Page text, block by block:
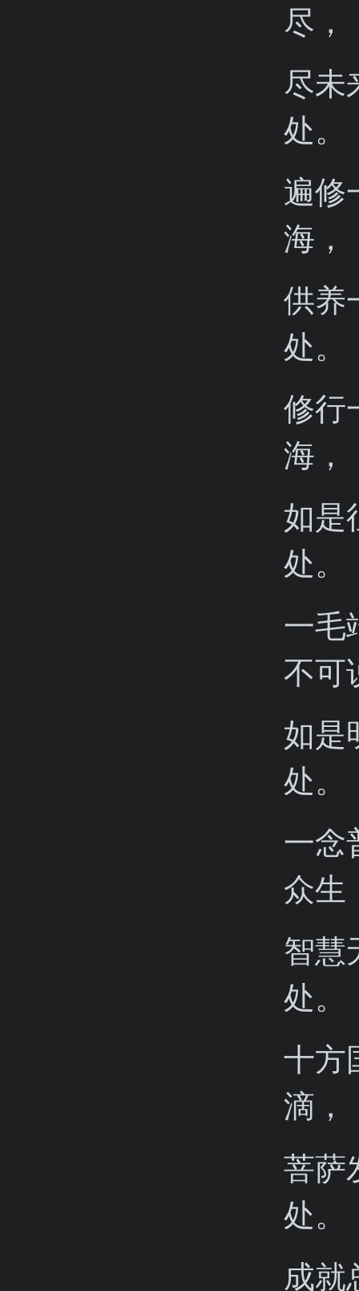
尽，
尽未
处。
遍修
海，
供养
处。
修行
海，
如是
处。
一毛
不可
如是
处。
一念
众生
智慧
处。
十方
滴，
菩萨
处。
成就